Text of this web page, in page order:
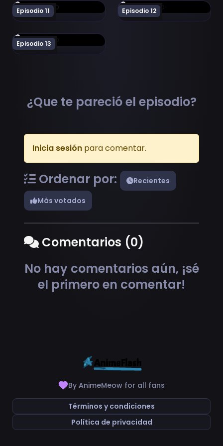
Episodio 11
Ver Mahou Shoujo Lyrical Nanoha As Episodio 11
Episodio 12
Ver Mahou Shoujo Lyrical
Episodio 13
Ver Mahou Shoujo Lyrical Nanoha As Episodio 13
¿Que te pareció el episodio?
Inicia sesión para comentar.
Ordenar por:
Recientes
Más votados
Comentarios (0)
No hay comentarios aún, ¡sé
el primero en comentar!
By AnimeMeow for all fans
Términos y condiciones
Política de privacidad